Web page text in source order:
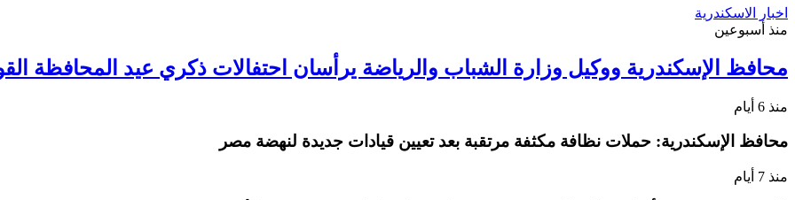
اخبار الاسكندرية
منذ أسبوعين
محافظ الإسكندرية ووكيل وزارة الشباب والرياضة يرأسان احتفالات ذكري عيد المحافظة
منذ 6 أيام
محافظ الإسكندرية: حملات نظافة مكثفة مرتقبة بعد تعيين قيادات جديدة لنهضة مصر
منذ 7 أيام